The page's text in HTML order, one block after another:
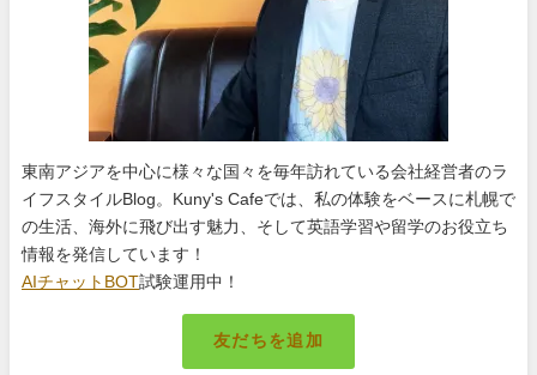
東南アジアを中心に様々な国々を毎年訪れている会社経営者のラ
イフスタイルBlog。Kuny's Cafeでは、私の体験をベースに札幌で
の生活、海外に飛び出す魅力、そして英語学習や留学のお役立ち
情報を発信しています！
AIチャットBOT試験運用中！
友だちを追加